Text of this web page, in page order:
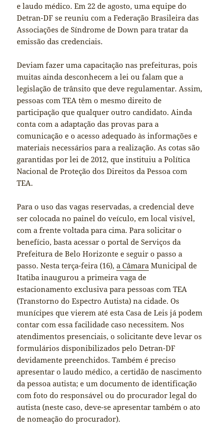
e laudo médico. Em 22 de agosto, uma equipe do
Detran-DF se reuniu com a Federação Brasileira das
Associações de Síndrome de Down para tratar da
emissão das credenciais.
Deviam fazer uma capacitação nas prefeituras, pois
muitas ainda desconhecem a lei ou falam que a
legislação de trânsito que deve regulamentar. Assim,
pessoas com TEA têm o mesmo direito de
participação que qualquer outro candidato. Ainda
conta com a adaptação das provas para a
comunicação e o acesso adequado às informações e
materiais necessários para a realização. As cotas são
garantidas por lei de 2012, que instituiu a Política
Nacional de Proteção dos Direitos da Pessoa com
TEA.
Para o uso das vagas reservadas, a credencial deve
ser colocada no painel do veículo, em local visível,
com a frente voltada para cima. Para solicitar o
benefício, basta acessar o portal de Serviços da
Prefeitura de Belo Horizonte e seguir o passo a
passo. Nesta terça-feira (16),a Câmara Municipal de
Itatiba inaugurou a primeira vaga de
estacionamento exclusiva para pessoas com TEA
(Transtorno do Espectro Autista) na cidade. Os
munícipes que vierem até esta Casa de Leis já podem
contar com essa facilidade caso necessitem. Nos
atendimentos presenciais, o solicitante deve levar os
formulários disponibilizados pelo Detran-DF
devidamente preenchidos. Também é preciso
apresentar o laudo médico, a certidão de nascimento
da pessoa autista; e um documento de identificação
com foto do responsável ou do procurador legal do
autista (neste caso, deve-se apresentar também o ato
de nomeação do procurador).